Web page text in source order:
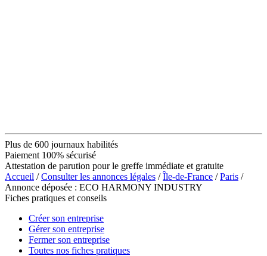
Plus de 600 journaux habilités
Paiement 100% sécurisé
Attestation de parution pour le greffe immédiate et gratuite
Accueil /Consulter les annonces légales /Île-de-France /Paris /
Annonce déposée : ECO HARMONY INDUSTRY
Fiches pratiques et conseils
Créer son entreprise
Gérer son entreprise
Fermer son entreprise
Toutes nos fiches pratiques